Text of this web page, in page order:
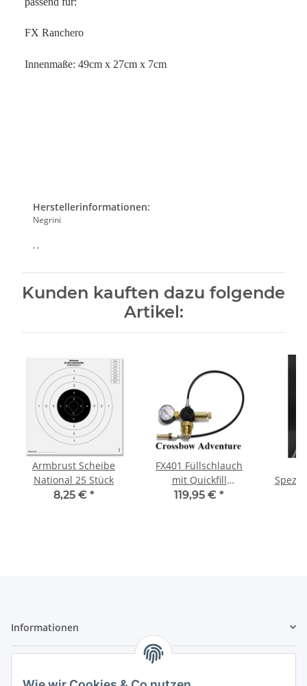
FX Ranchero
Innenmaße: 49cm x 27cm x 7cm
Herstellerinformationen:
Negrini
, ,
Kunden kauften dazu folgende
Artikel:
Armbrust Scheibe
National 25 Stück
8,25 € *
FX401 Füllschlauch
mit Quickfill
Anschluss
119,95 € *
Informationen